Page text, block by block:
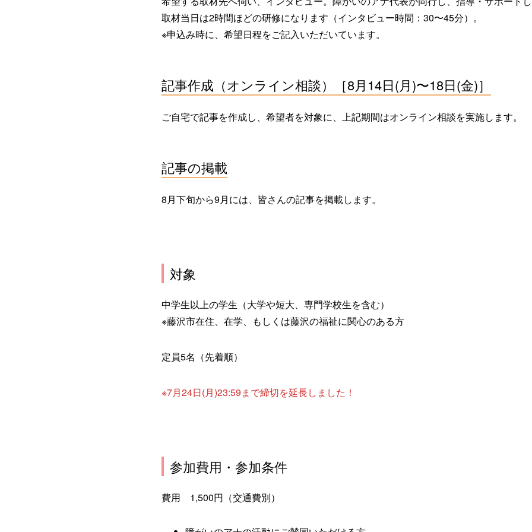
取材当日は2時間ほどの研修になります（インタビュー時間：30〜45分）。
※申込み時に、希望日程をご記入いただいています。
記事作成（オンライン相談）［8月14日(月)〜18日(金)］
ご自宅で記事を作成し、希望者を対象に、上記期間はオンライン相談を実施します。
記事の掲載
8月下旬から9月には、皆さんの記事を掲載します。
対象
中学生以上の学生（大学や短大、専門学校生を含む）
※藤沢市在住、在学、もしくは藤沢の福祉に関心のある方
定員5名（先着順）
※7月24日(月)23:59まで締切を延長しました！
参加費用・参加条件
費用 1,500円（交通費別）